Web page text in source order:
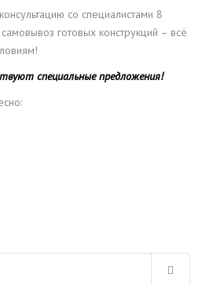
со специалистами 8
готовых конструкций – всё
специальные предложения!